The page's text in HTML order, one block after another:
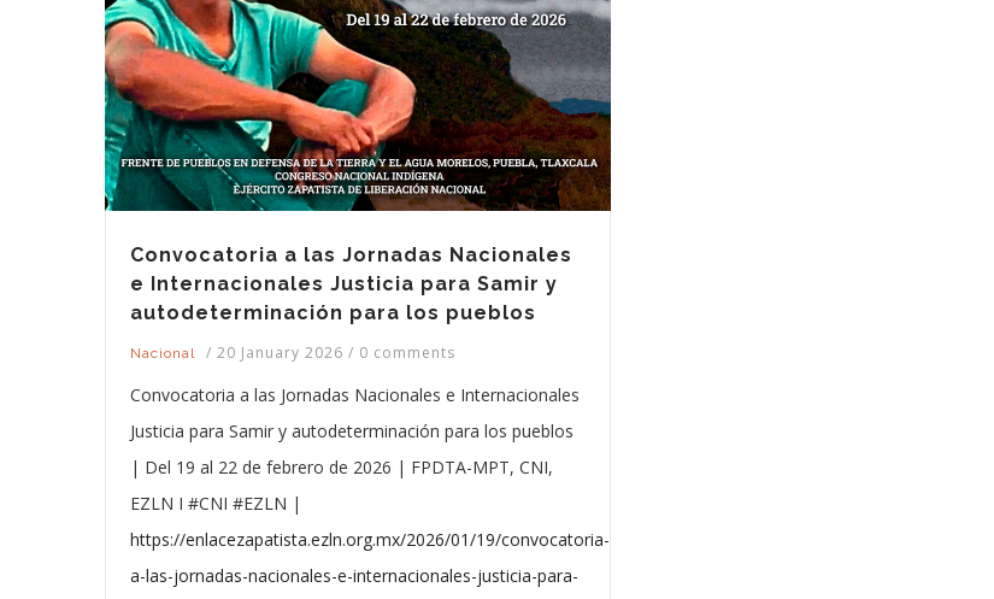
Convocatoria a las Jornadas Nacionales
e Internacionales Justicia para Samir y
autodeterminación para los pueblos
Nacional / 20 January 2026 / 0 comments
Convocatoria a las Jornadas Nacionales e Internacionales
Justicia para Samir y autodeterminación para los pueblos
| Del 19 al 22 de febrero de 2026 | FPDTA-MPT, CNI,
EZLN I #CNI #EZLN |
https://enlacezapatista.ezln.org.mx/2026/01/19/convocatoria-
a-las-jornadas-nacionales-e-internacionales-justicia-para-